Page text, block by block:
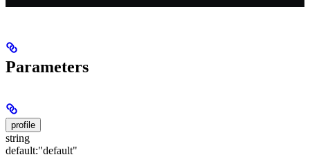
Parameters
profile
string
default:"default"